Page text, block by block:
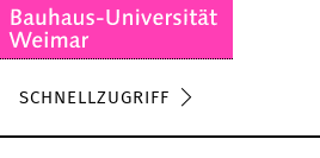
SCHNELLZUGRIFF